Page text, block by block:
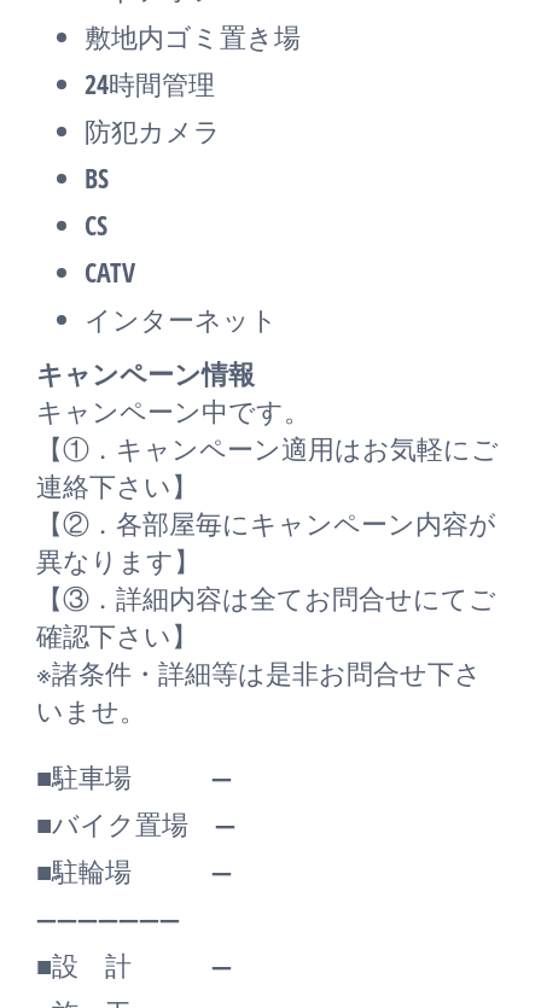
敷地内ゴミ置き場
24時間管理
防犯カメラ
BS
CS
CATV
インターネット
キャンペーン情報
キャンペーン中です。
【①．キャンペーン適用はお気軽にご
連絡下さい】
【②．各部屋毎にキャンペーン内容が
異なります】
【③．詳細内容は全てお問合せにてご
確認下さい】
※諸条件・詳細等は是非お問合せ下さ
いませ。
■駐車場 ―
■バイク置場 ―
■駐輪場 ―
―――――――
■設 計 ―